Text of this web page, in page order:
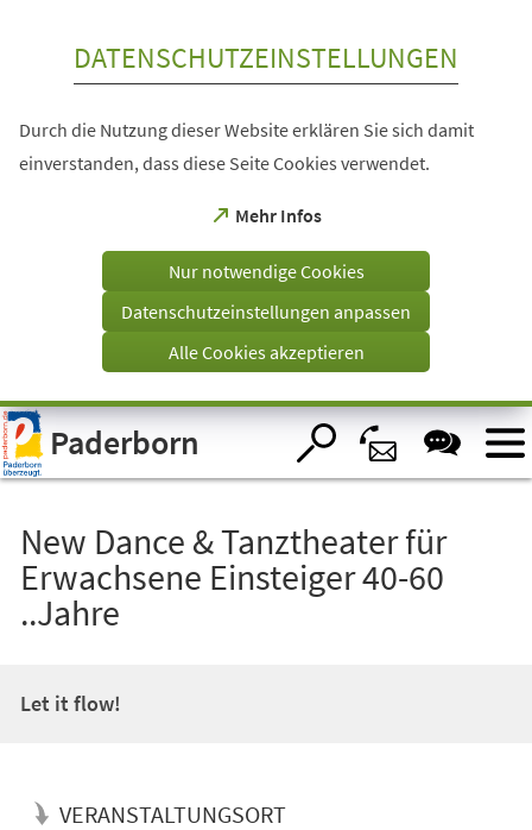
Visuelle
Assistenzsoftware
öffnen.
DATENSCHUTZEINSTELLUNGEN
Durch die Nutzung dieser Website erklären Sie sich damit
einverstanden, dass diese Seite Cookies verwendet.
Mehr Infos
(Öffnet
einem
Tab)
Nur notwendige Cookies
Datenschutzeinstellungen anpassen
Alle Cookies akzeptieren
Paderborn
New Dance & Tanztheater für
Erwachsene Einsteiger 40-60
..Jahre
Let it flow!
VERANSTALTUNGSORT